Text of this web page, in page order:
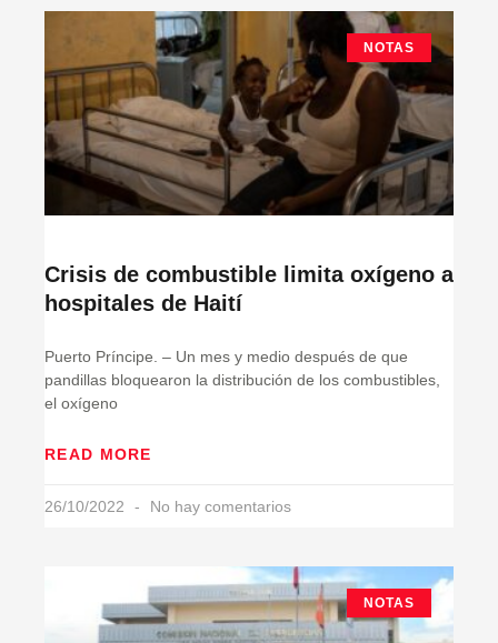
NOTAS
Crisis de combustible limita oxígeno a
hospitales de Haití
Puerto Príncipe. – Un mes y medio después de que
pandillas bloquearon la distribución de los combustibles,
el oxígeno
READ MORE
26/10/2022 No hay comentarios
NOTAS